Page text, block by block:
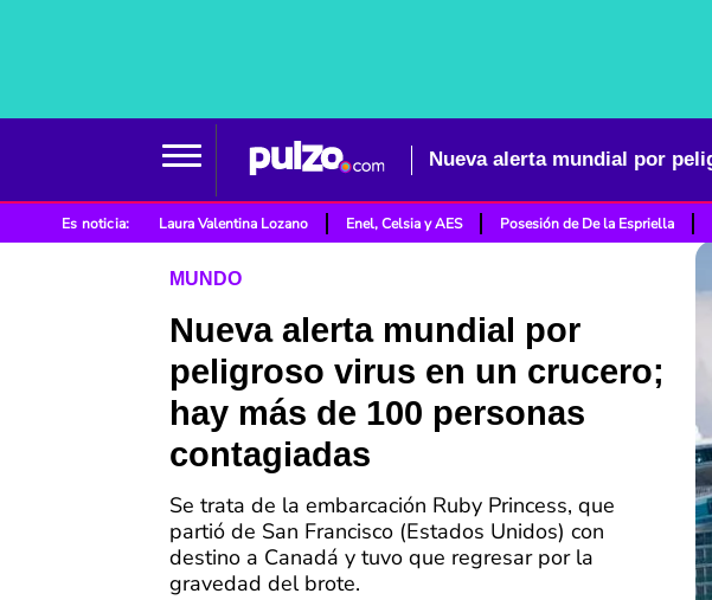
Es noticia: Laura Valentina Lozano Enel, Celsia y AES Posesión de De la Espriella
MUNDO
Nueva alerta mundial por
peligroso virus en un crucero;
hay más de 100 personas
contagiadas
Se trata de la embarcación Ruby Princess, que
partió de San Francisco (Estados Unidos) con
destino a Canadá y tuvo que regresar por la
gravedad del brote.